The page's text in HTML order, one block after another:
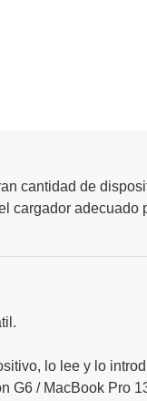
cantidad de
cargador
lo lee y lo
G6 / MacBook Pro